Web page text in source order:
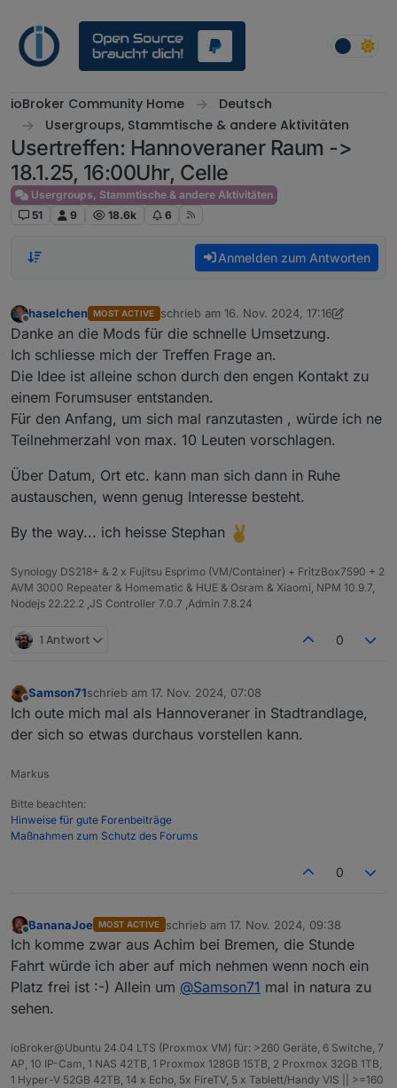
ioBroker Community Home
Deutsch
Usergroups, Stammtische & andere Aktivitäten
Usertreffen: Hannoveraner Raum ->
18.1.25, 16:00Uhr, Celle
Usergroups, Stammtische & andere Aktivitäten
51
9 18.6k 6
Anmelden zum Antworten
Offline
haselchen MOST ACTIVE schrieb am 16. Nov. 2024, 17:16
zuletzt editiert von haselchen1. Jan.
Danke an die Mods für die schnelle Umsetzung.
Ich schliesse mich der Treffen Frage an.
Die Idee ist alleine schon durch den engen Kontakt zu
einem Forumsuser entstanden.
Für den Anfang, um sich mal ranzutasten , würde ich ne
Teilnehmerzahl von max. 10 Leuten vorschlagen.
Über Datum, Ort etc. kann man sich dann in Ruhe
austauschen, wenn genug Interesse besteht.
By the way... ich heisse Stephan
Synology DS218+ & 2 x Fujitsu Esprimo (VM/Container) + FritzBox7590 + 2
AVM 3000 Repeater & Homematic & HUE & Osram & Xiaomi, NPM 10.9.7,
Nodejs 22.22.2 ,JS Controller 7.0.7 ,Admin 7.8.24
1 Antwort 0
Offline
Samson71schrieb am 17. Nov. 2024, 07:08
zuletzt editiert von
Ich oute mich mal als Hannoveraner in Stadtrandlage,
der sich so etwas durchaus vorstellen kann.
Markus
Bitte beachten:
Hinweise für gute Forenbeiträge
Maßnahmen zum Schutz des Forums
0
Online
BananaJoe MOST ACTIVE schrieb am 17. Nov. 2024, 09:38
zuletzt editiert von
Ich komme zwar aus Achim bei Bremen, die Stunde
Fahrt würde ich aber auf mich nehmen wenn noch ein
Platz frei ist :-) Allein um @Samson71 mal in natura zu
sehen.
ioBroker@Ubuntu 24.04 LTS (Proxmox VM) für: >260 Geräte, 6 Switche, 7
AP, 10 IP-Cam, 1 NAS 42TB, 1 Proxmox 128GB 15TB, 2 Proxmox 32GB 1TB,
1 Hyper-V 52GB 42TB, 14 x Echo, 5x FireTV, 5 x Tablett/Handy VIS || >=160